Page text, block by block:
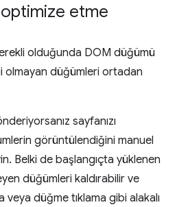
etme
olduğunda DOM düğümü
olmayan düğümleri ortadan
sayfanızı
görüntülendiğini manuel
Belki de başlangıçta yüklenen
düğümleri kaldırabilir ve
veya düğme tıklama gibi alakalı